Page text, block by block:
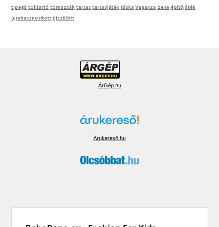
tipegő tolltartó tornazsák társas társasjáték táska Vaganza zene építőjáték
újrahasznosított újszülött
ÁrGép.hu
Árukereső.hu